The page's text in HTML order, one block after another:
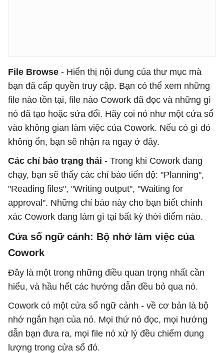
File Browse - Hiển thị nội dung của thư mục mà
bạn đã cấp quyền truy cập. Bạn có thể xem những
file nào tồn tại, file nào Cowork đã đọc và những gì
nó đã tạo hoặc sửa đổi. Hãy coi nó như một cửa sổ
vào không gian làm việc của Cowork. Nếu có gì đó
không ổn, bạn sẽ nhận ra ngay ở đây.
Các chỉ báo trạng thái - Trong khi Cowork đang
chạy, bạn sẽ thấy các chỉ báo tiến độ: "Planning",
"Reading files", "Writing output", "Waiting for
approval". Những chỉ báo này cho bạn biết chính
xác Cowork đang làm gì tại bất kỳ thời điểm nào.
Cửa sổ ngữ cảnh: Bộ nhớ làm việc của
Cowork
Đây là một trong những điều quan trọng nhất cần
hiểu, và hầu hết các hướng dẫn đều bỏ qua nó.
Cowork có một cửa sổ ngữ cảnh - về cơ bản là bộ
nhớ ngắn hạn của nó. Mọi thứ nó đọc, mọi hướng
dẫn bạn đưa ra, mọi file nó xử lý đều chiếm dung
lượng trong cửa sổ đó.